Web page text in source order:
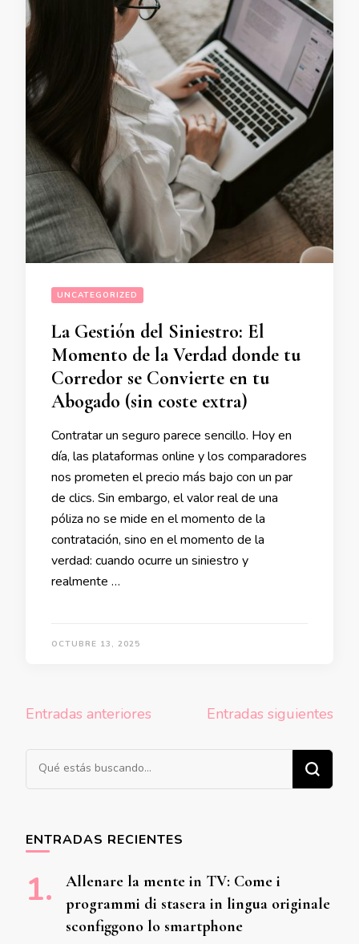
UNCATEGORIZED
La Gestión del Siniestro: El
Momento de la Verdad donde tu
Corredor se Convierte en tu
Abogado (sin coste extra)
Contratar un seguro parece sencillo. Hoy en
día, las plataformas online y los comparadores
nos prometen el precio más bajo con un par
de clics. Sin embargo, el valor real de una
póliza no se mide en el momento de la
contratación, sino en el momento de la
verdad: cuando ocurre un siniestro y
realmente …
OCTUBRE 13, 2025
Navegación
entradas
Entradas anteriores Entradas siguientes
¿Buscas algo?
ENTRADAS RECIENTES
Allenare la mente in TV: Come i
programmi di stasera in lingua originale
sconfiggono lo smartphone